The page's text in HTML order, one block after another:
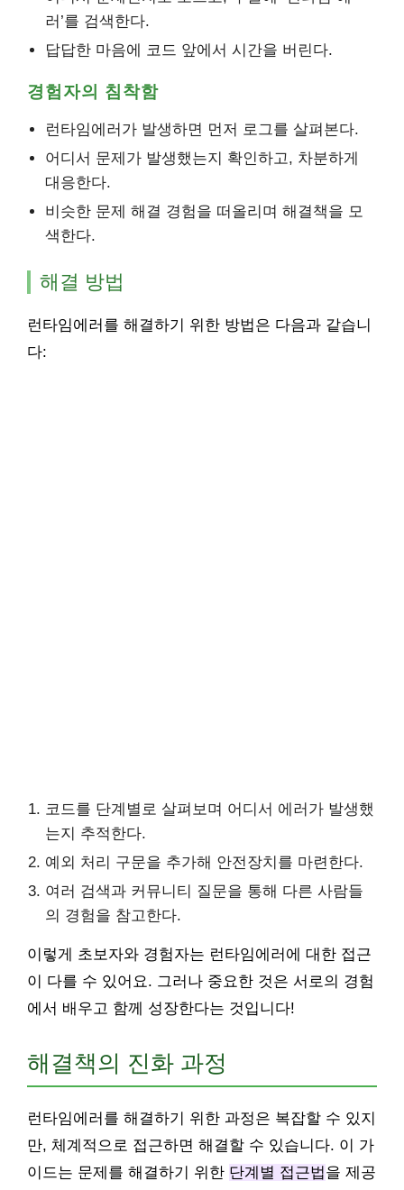
러’를 검색한다.
답답한 마음에 코드 앞에서 시간을 버린다.
경험자의 침착함
런타임에러가 발생하면 먼저 로그를 살펴본다.
어디서 문제가 발생했는지 확인하고, 차분하게
대응한다.
비슷한 문제 해결 경험을 떠올리며 해결책을 모
색한다.
해결 방법
런타임에러를 해결하기 위한 방법은 다음과 같습니
다:
코드를 단계별로 살펴보며 어디서 에러가 발생했
는지 추적한다.
예외 처리 구문을 추가해 안전장치를 마련한다.
여러 검색과 커뮤니티 질문을 통해 다른 사람들
의 경험을 참고한다.
이렇게 초보자와 경험자는 런타임에러에 대한 접근
이 다를 수 있어요. 그러나 중요한 것은 서로의 경험
에서 배우고 함께 성장한다는 것입니다!
해결책의 진화 과정
런타임에러를 해결하기 위한 과정은 복잡할 수 있지
만, 체계적으로 접근하면 해결할 수 있습니다. 이 가
이드는 문제를 해결하기 위한 단계별 접근법을 제공